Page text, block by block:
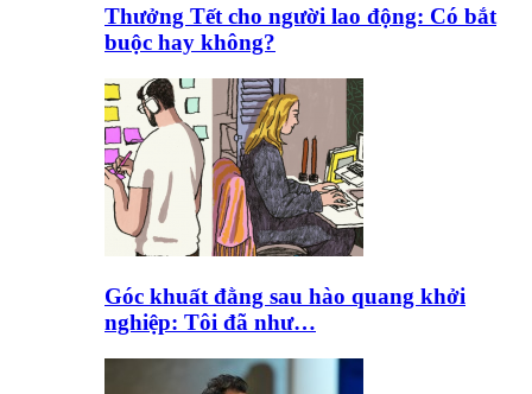
Thưởng Tết cho người lao động: Có bắt
buộc hay không?
Góc khuất đằng sau hào quang khởi
nghiệp: Tôi đã như…